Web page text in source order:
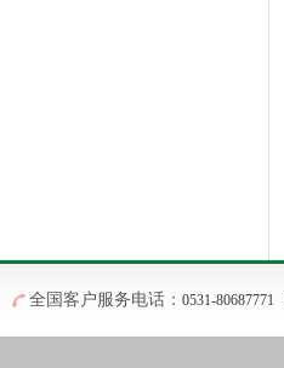
全国客户服务电话： 0531-80687771